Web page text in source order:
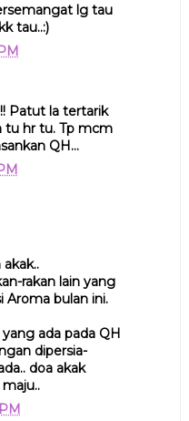
lg tau
tau..:)
Patut la tertarik
tu hr tu. Tp mcm
QH...
rakan lain yang
bulan ini.
ada pada QH
dipersia-
doa akak